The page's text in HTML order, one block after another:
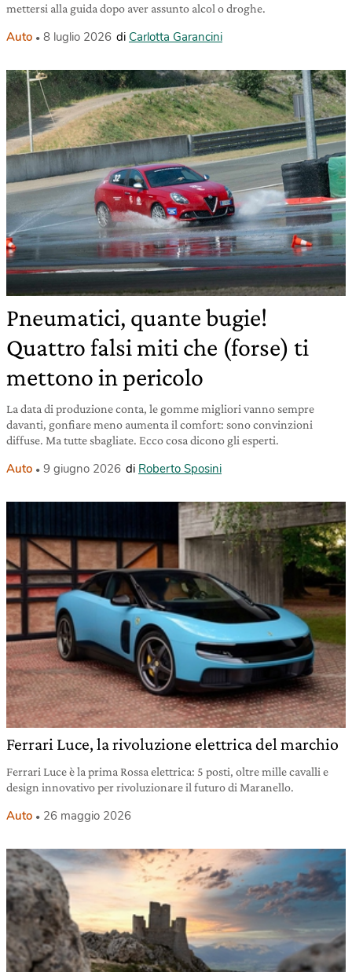
mettersi alla guida dopo aver assunto alcol o droghe.
Auto 8 luglio 2026 di Carlotta Garancini
Pneumatici, quante bugie!
Quattro falsi miti che (forse) ti
mettono in pericolo
La data di produzione conta, le gomme migliori vanno sempre
davanti, gonfiare meno aumenta il comfort: sono convinzioni
diffuse. Ma tutte sbagliate. Ecco cosa dicono gli esperti.
Auto 9 giugno 2026 di Roberto Sposini
Ferrari Luce, la rivoluzione elettrica del marchio
Ferrari Luce è la prima Rossa elettrica: 5 posti, oltre mille cavalli e
design innovativo per rivoluzionare il futuro di Maranello.
Auto 26 maggio 2026